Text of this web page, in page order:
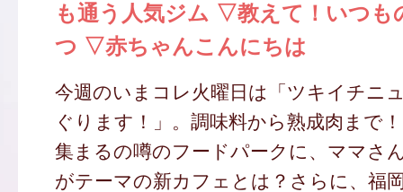
も通う人気ジム ▽教えて！いつも
つ ▽赤ちゃんこんにちは
今週のいまコレ火曜日は「ツキイチニ
ぐります！」。調味料から熟成肉まで
集まるの噂のフードパークに、ママさ
がテーマの新カフェとは？さらに、福